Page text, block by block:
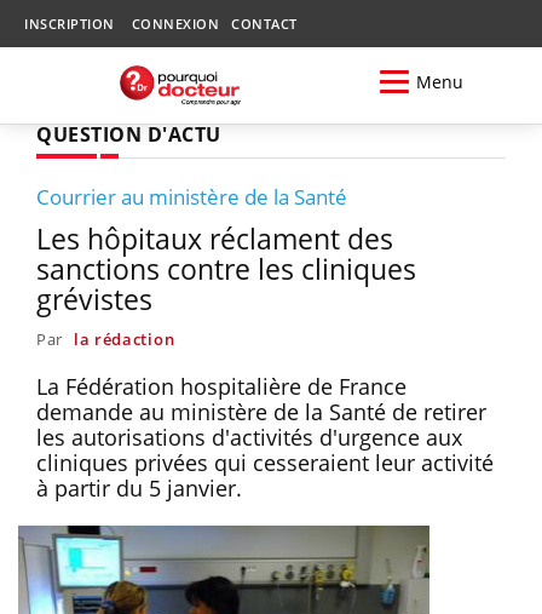
INSCRIPTION CONNEXION CONTACT
Menu
QUESTION D'ACTU
Courrier au ministère de la Santé
Les hôpitaux réclament des
sanctions contre les cliniques
grévistes
Par la rédaction
La Fédération hospitalière de France
demande au ministère de la Santé de retirer
les autorisations d'activités d'urgence aux
cliniques privées qui cesseraient leur activité
à partir du 5 janvier.